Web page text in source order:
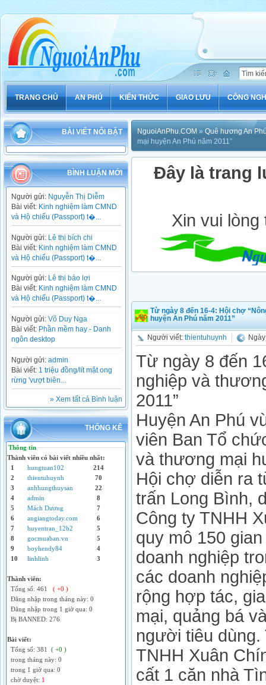
TRANG CHỦ AN PHÚ KIẾN THỨC GIAO LƯU CÔNG
BÀI VIẾT NỔI BẬT
BÌNH LUẬN MỚI
Người gửi: Nguyễn Thị Diễm
Bài viết: Kinh nghiệm làm CMND
và Hộ chiếu (Passport) t�...
Người gửi: Lê thị bích chi
Bài viết: Kinh nghiệm làm CMND
và Hộ chiếu (Passport) t�...
Người gửi:
Lê thị bảo lợi
Bài viết: Kinh nghiệm làm CMND
và Hộ chiếu (Passport) t�...
Người gửi: Võ Duy Nga
Bài viết: Phần mềm hay - Danh
ngôn desktop
Người gửi: admin
Bài viết: 1 triệu đồng/lít mật ong
rừng 'vượt biên...
» Xem tất cả Bình luận
THỐNG KÊ
Thông tin
Thành viên có bài viết nhiều nhất:
1
hungtuan102
214
2
thientuhuynh
70
3
anhhungthuysan
22
4
admin
8
5
Mách Dương
7
6
angiangtoday.com
6
7
huyentran_12b2
5
8
gocmuaban.vn
5
9
boyhendy84
4
10
linhlinh 3
Thành viên:
Tổng số: 461 ( +0 )
Đăng nhập trong tháng này: 0
Đăng nhập trong 1 giờ qua: 0
Bị BANNED: 276
Bài viết:
Tổng số: 381 ( +0 )
trong tháng này: 0
trong 1 giờ qua: 0
chờ duyệt: 1
NguoiAnPhu.COM » Quê hương An
mại huyện An Phú năm 2011”
Đây là trang
Xin vui
Từ ngày 8 đến 16-4: Hội chợ
huyện An Phú năm 2011”
Người viết: thientuhuynh
Từ ngày 8 đến
nghiệp và
2011”
Huyện An Phú
viên Ban Tổ
và thương mại
Hội chợ diễn ra
trấn Long Bình,
Công ty TNHH
quy mô 150
doanh nghiệp
các doanh
rộng hợp tác,
mại, quảng bá
người tiêu
TNHH Xuân
cất 1 căn nhà